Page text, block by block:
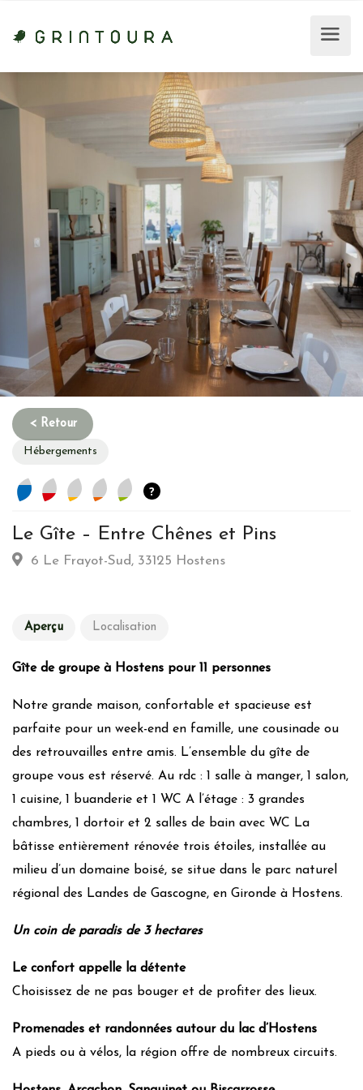
Hébergements
?
Habitation
Commune :
Emplacement :
Nature(parc
Puit de lumière
Jardin à impact environnemental positif
Chauffage :Fuel / électricité
Isolation :
Norme RT 2005 Isolation basique
Gestion quotidienne
Produits locaux
Gestion des déchets
Tri papier
Plastiques
Action pour la faune et la flore
Le Gîte – Entre Chênes et Pins
6 Le Frayot-Sud, 33125 Hostens
Aperçu Localisation
Gîte de groupe à Hostens pour 11 personnes
Notre grande maison, confortable et spacieuse est
parfaite pour un week-end en famille, une cousinade ou
des retrouvailles entre amis. L’ensemble du gîte de
groupe vous est réservé. Au rdc : 1 salle à manger, 1 salon,
1 cuisine, 1 buanderie et 1 WC A l’étage : 3 grandes
chambres, 1 dortoir et 2 salles de bain avec WC La
bâtisse entièrement rénovée trois étoiles, installée au
milieu d’un domaine boisé, se situe dans le parc naturel
régional des Landes de Gascogne, en Gironde à Hostens.
Un coin de paradis de 3 hectares
Le confort appelle la détente
Choisissez de ne pas bouger et de profiter des lieux.
Promenades et randonnées autour du lac d’Hostens
A pieds ou à vélos, la région offre de nombreux circuits.